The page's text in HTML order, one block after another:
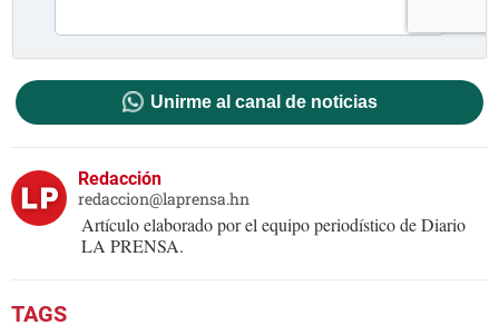
Unirme al canal de noticias
Redacción
redaccion@laprensa.hn
Artículo elaborado por el equipo periodístico de Diario
LA PRENSA.